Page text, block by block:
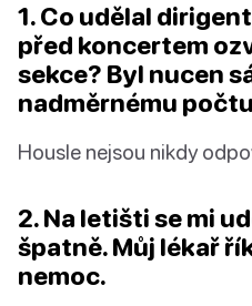
1. Co udělal
před koncertem
sekce? Byl nucen
nadměrnému
Housle nejsou nikdy
2. Na letišti se mi
špatně. Můj lékař
nemoc.